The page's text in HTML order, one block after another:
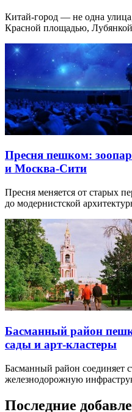
Китай-город — не одна
Красной площадью,
Пресня пешком:
и Москва-Сити
Пресня меняется от старых
до модернистской
Басманный район
сады и арт-кластеры
Басманный район соединяет
железнодорожную
Последние